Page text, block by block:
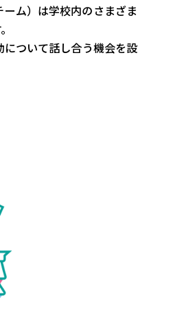
ム）は学校内のさまざま
ついて話し合う機会を設